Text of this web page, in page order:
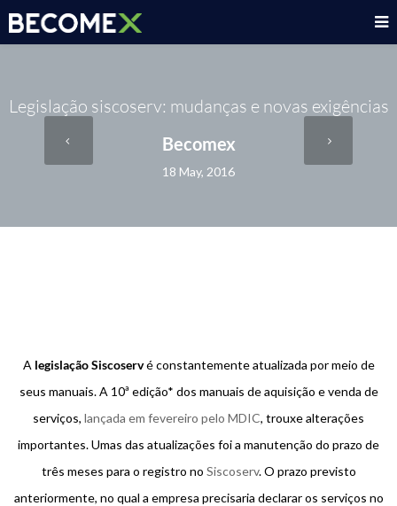
Legislação siscoserv: mudanças e novas exigências
Becomex
18 May, 2016
A legislação Siscoservé constantemente atualizada por meio de
seus manuais. A 10ª edição* dos manuais de aquisição e venda de
serviços, lançada em fevereiro pelo MDIC, trouxe alterações
importantes. Umas das atualizações foi a manutenção do prazo de
três meses para o registro no Siscoserv. O prazo previsto
anteriormente, no qual a empresa precisaria declarar os serviços no